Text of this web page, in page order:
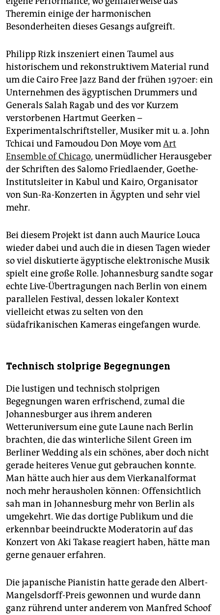
Theremin einige der harmonischen
Besonderheiten dieses Gesangs aufgreift.
Philipp Rizk inszeniert einen Taumel aus
historischem und rekonstruktivem Material rund
um die Cairo Free Jazz Band der frühen 1970er: ein
Unternehmen des ägyptischen Drummers und
Generals Salah Ragab und des vor Kurzem
verstorbenen Hartmut Geerken –
Experimentalschriftsteller, Musiker mit u. a. John
Tchicai und Famoudou Don Moye vomArt
Ensemble of Chicago, unermüdlicher Herausgeber
der Schriften des Salomo Friedlaender, Goethe-
Institutsleiter in Kabul und Kairo, Organisator
von Sun-Ra-Konzerten in Ägypten und sehr viel
mehr.
Bei diesem Projekt ist dann auch Maurice Louca
wieder dabei und auch die in diesen Tagen wieder
so viel diskutierte ägyptische elektronische Musik
spielt eine große Rolle. Johannesburg sandte sogar
echte Live-Übertragungen nach Berlin von einem
parallelen Festival, dessen lokaler Kontext
vielleicht etwas zu selten von den
südafrikanischen Kameras eingefangen wurde.
Technisch stolprige Begegnungen
Die lustigen und technisch stolprigen
Begegnungen waren erfrischend, zumal die
Johannesburger aus ihrem anderen
Wetteruniversum eine gute Laune nach Berlin
brachten, die das winterliche Silent Green im
Berliner Wedding als ein schönes, aber doch nicht
gerade heiteres Venue gut gebrauchen konnte.
Man hätte auch hier aus dem Vierkanalformat
noch mehr herausholen können: Offensichtlich
sah man in Johannesburg mehr von Berlin als
umgekehrt. Wie das dortige Publikum und die
erkennbar beeindruckte Moderatorin auf das
Konzert von Aki Takase reagiert haben, hätte man
gerne genauer erfahren.
Die japanische Pianistin hatte gerade den Albert-
Mangelsdorff-Preis gewonnen und wurde dann
ganz rührend unter anderem von Manfred Schoof